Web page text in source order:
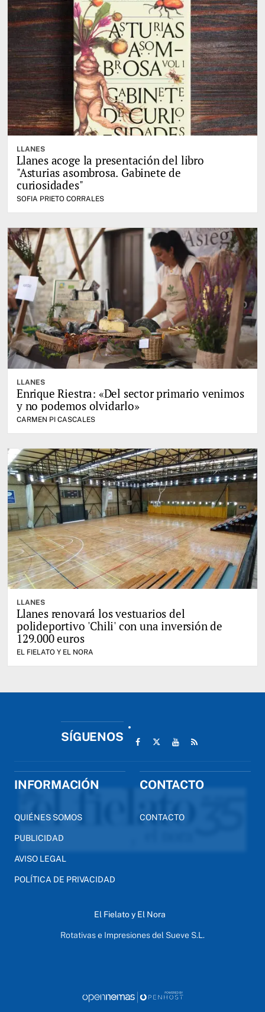
LLANES
Llanes acoge la presentación del libro
"Asturias asombrosa. Gabinete de
curiosidades"
SOFIA PRIETO CORRALES
LLANES
Enrique Riestra: «Del sector primario venimos
y no podemos olvidarlo»
CARMEN PI CASCALES
LLANES
Llanes renovará los vestuarios del
polideportivo 'Chili' con una inversión de
129.000 euros
EL FIELATO Y EL NORA
SÍGUENOS
INFORMACIÓN
QUIÉNES SOMOS
PUBLICIDAD
AVISO LEGAL
POLÍTICA DE PRIVACIDAD
CONTACTO
CONTACTO
El Fielato y El Nora
Rotativas e Impresiones del Sueve S.L.